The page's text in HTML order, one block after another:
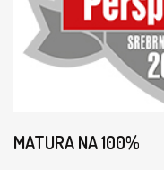
MATURA NA 100%